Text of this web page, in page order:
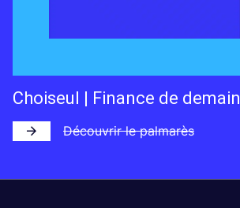
Choiseul | Finance de demain
Découvrir le palmarès